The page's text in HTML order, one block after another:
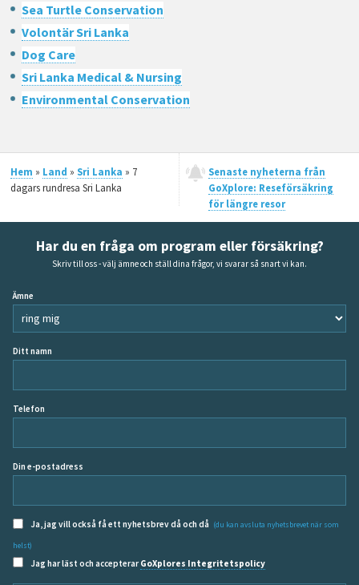
Sea Turtle Conservation
Volontär Sri Lanka
Dog Care
Sri Lanka Medical & Nursing
Environmental Conservation
Hem » Land » Sri Lanka » 7
dagars rundresa Sri Lanka
Senaste nyheterna från
GoXplore: Reseförsäkring
för längre resor
Har du en fråga om program eller försäkring?
Skriv till oss - välj ämne och ställ dina frågor, vi svarar så snart vi kan.
Ämne
Ditt namn
Telefon
Din e-postadress
Ja, jag vill också få ett nyhetsbrev då och då (du kan avsluta nyhetsbrevet när som
helst)
Jag har läst och accepterar GoXplores Integritetspolicy